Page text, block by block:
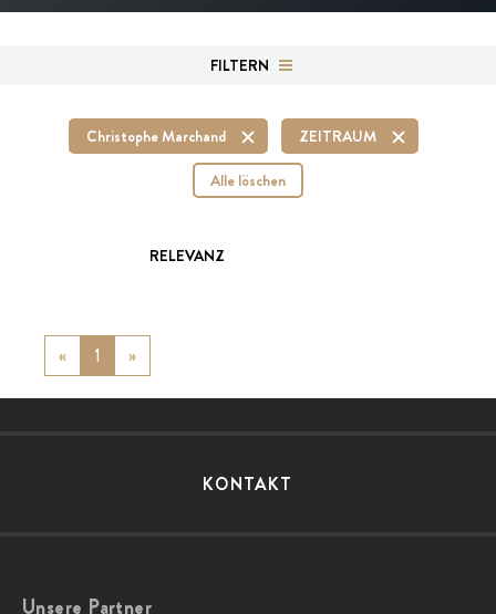
FILTERN
Christophe Marchand
ZEITRAUM
Alle löschen
RELEVANZ
« Previous
1 »
KONTAKT
Unsere Partner